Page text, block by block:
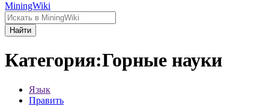
MiningWiki
Найти
Категория:Горные науки
Язык
Править